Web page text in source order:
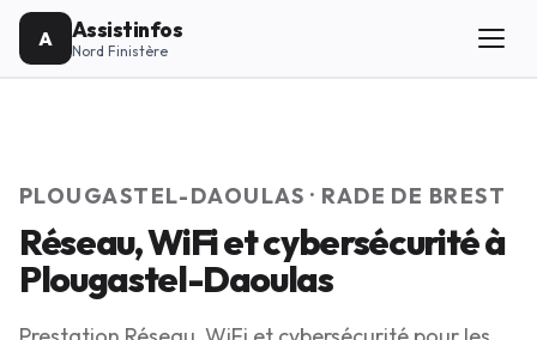
A Assistinfos
Nord Finistère
PLOUGASTEL-DAOULAS · RADE DE BREST
Réseau, WiFi et cybersécurité à
Plougastel-Daoulas